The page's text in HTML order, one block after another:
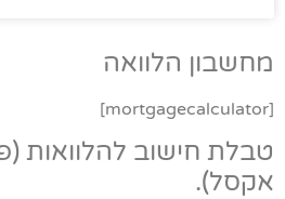
מחשבון הלוואה
[mortgagecalculator]
טבלת חישוב להלוואות
אקסל).